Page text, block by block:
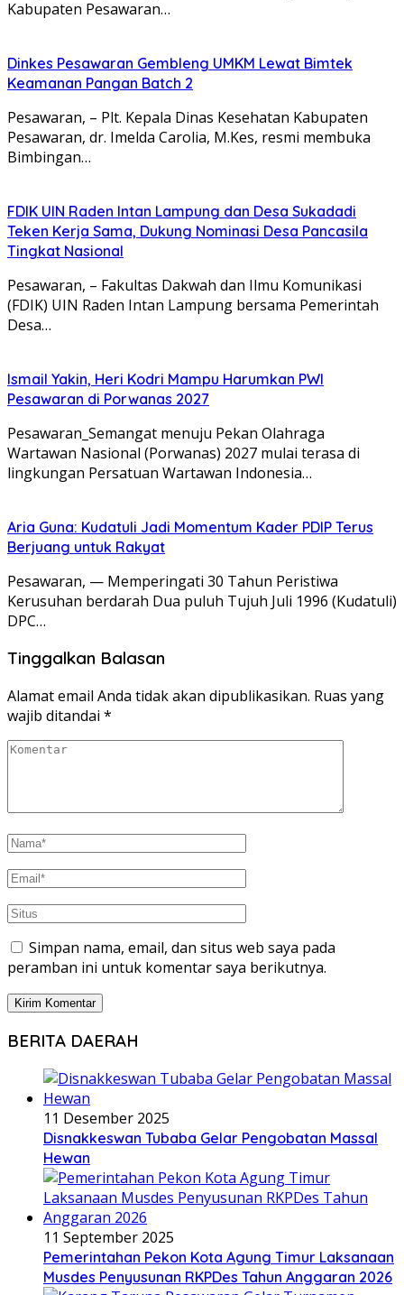
Kabupaten Pesawaran…
Dinkes Pesawaran Gembleng UMKM Lewat Bimtek
Keamanan Pangan Batch 2
Pesawaran, – Plt. Kepala Dinas Kesehatan Kabupaten
Pesawaran, dr. Imelda Carolia, M.Kes, resmi membuka
Bimbingan…
FDIK UIN Raden Intan Lampung dan Desa Sukadadi
Teken Kerja Sama, Dukung Nominasi Desa Pancasila
Tingkat Nasional
Pesawaran, – Fakultas Dakwah dan Ilmu Komunikasi
(FDIK) UIN Raden Intan Lampung bersama Pemerintah
Desa…
Ismail Yakin, Heri Kodri Mampu Harumkan PWI
Pesawaran di Porwanas 2027
Pesawaran_Semangat menuju Pekan Olahraga
Wartawan Nasional (Porwanas) 2027 mulai terasa di
lingkungan Persatuan Wartawan Indonesia…
Aria Guna: Kudatuli Jadi Momentum Kader PDIP Terus
Berjuang untuk Rakyat
Pesawaran, — Memperingati 30 Tahun Peristiwa
Kerusuhan berdarah Dua puluh Tujuh Juli 1996 (Kudatuli)
DPC…
Tinggalkan Balasan
Alamat email Anda tidak akan dipublikasikan. Ruas yang
wajib ditandai *
Simpan nama, email, dan situs web saya pada
peramban ini untuk komentar saya berikutnya.
BERITA DAERAH
11 Desember 2025
Disnakkeswan Tubaba Gelar Pengobatan Massal
Hewan
11 September 2025
Pemerintahan Pekon Kota Agung Timur Laksanaan
Musdes Penyusunan RKPDes Tahun Anggaran 2026